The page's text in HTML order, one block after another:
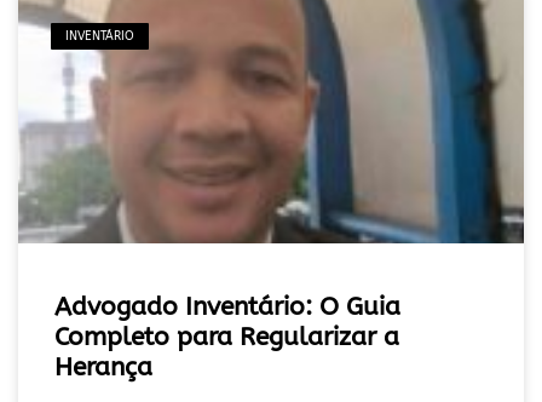
INVENTÁRIO
Advogado Inventário: O Guia
Completo para Regularizar a
Herança